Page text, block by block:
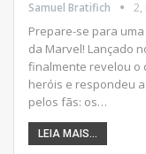
Samuel Bratifich 2,
Prepare-se para
da Marvel! Lançado
finalmente revelou o
heróis e respondeu
pelos fãs: os…
LEIA MAIS...